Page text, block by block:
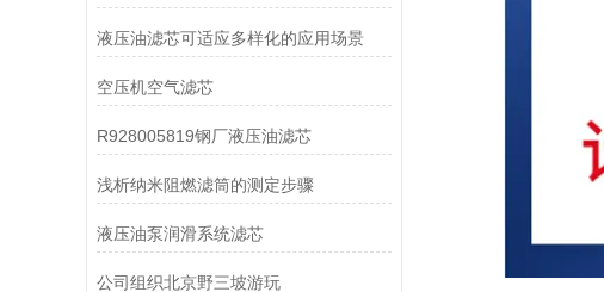
液压油滤芯可适应多样化的应用场景
空压机空气滤芯
R928005819钢厂液压油滤芯
浅析纳米阻燃滤筒的测定步骤
液压油泵润滑系统滤芯
公司组织北京野三坡游玩